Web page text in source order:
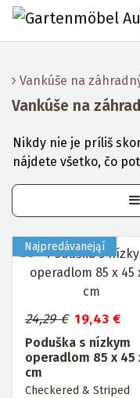
Vankúše na
Vankúše na
Nikdy nie je príliš
nájdete všetko, čo
24,29 € 19,43 €
Poduška s nízkym
operadlom 85 x 45
cm
Checkered & Striped